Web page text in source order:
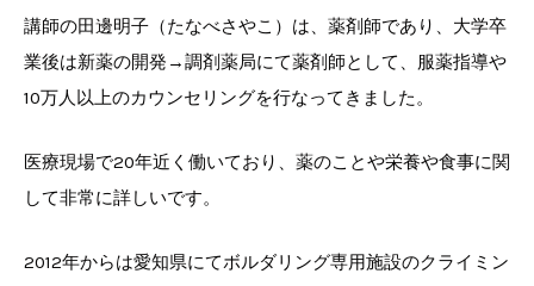
講師の田邊明子（たなべさやこ）は、薬剤師であり、大学卒
業後は新薬の開発→調剤薬局にて薬剤師として、服薬指導や
10万人以上のカウンセリングを行なってきました。
医療現場で20年近く働いており、薬のことや栄養や食事に関
して非常に詳しいです。
2012年からは愛知県にてボルダリング専用施設のクライミン